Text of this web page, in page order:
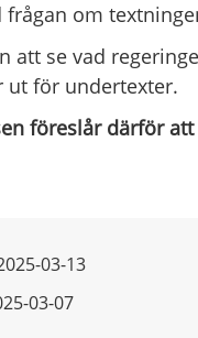
om
att se vad
ut för undertexter.
föreslår därför
03-13
03-07